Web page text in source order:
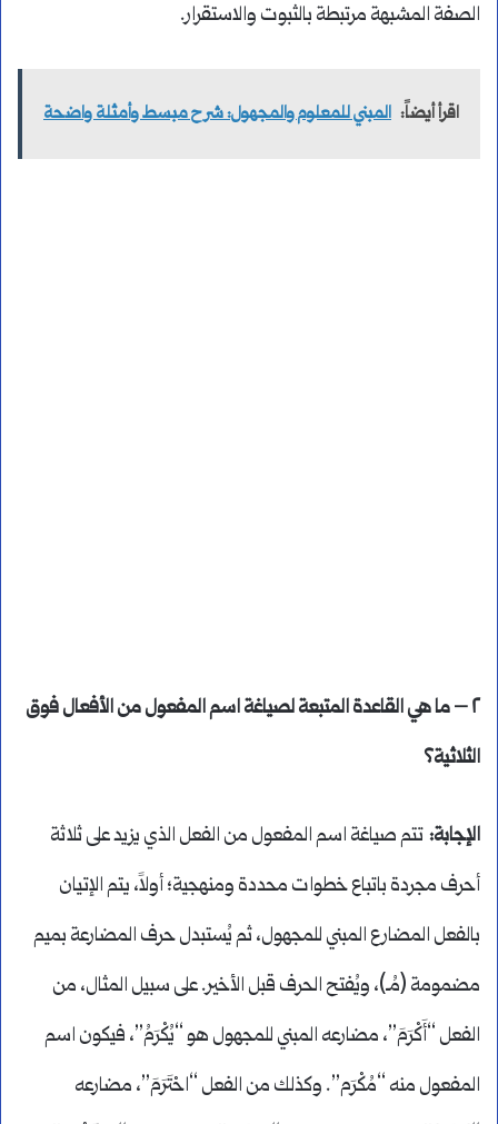
الصفة المشبهة مرتبطة بالثبوت والاستقرار.
اقرأ أيضاً: المبني للمعلوم والمجهول: شرح مبسط وأمثلة واضحة
٢ – ما هي القاعدة المتبعة لصياغة اسم المفعول من الأفعال فوق
الثلاثية؟
الإجابة: تتم صياغة اسم المفعول من الفعل الذي يزيد على ثلاثة
أحرف مجردة باتباع خطوات محددة ومنهجية؛ أولاً، يتم الإتيان
بالفعل المضارع المبني للمجهول، ثم يُستبدل حرف المضارعة بميم
مضمومة (مُـ)، ويُفتح الحرف قبل الأخير. على سبيل المثال، من
الفعل “أَكْرَمَ”، مضارعه المبني للمجهول هو “يُكْرَمُ”، فيكون اسم
المفعول منه “مُكْرَم”. وكذلك من الفعل “احْتَرَمَ”، مضارعه